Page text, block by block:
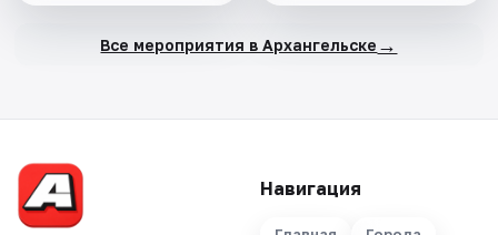
Все мероприятия в Архангельске →
Навигация